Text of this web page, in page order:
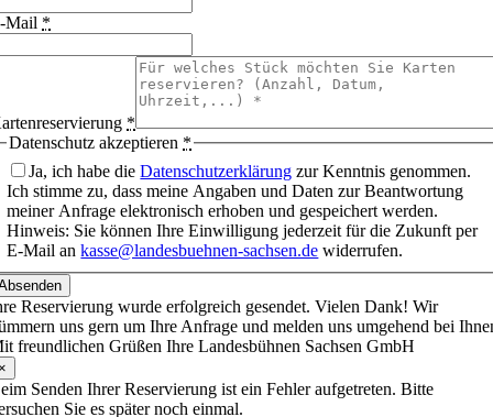
Mail *
*
Datenschutz akzeptieren *
Ja, ich habe dieDatenschutzerklärung zur Kenntnis genommen.
Ich stimme zu, dass meine Angaben und Daten zur Beantwortung
meiner Anfrage elektronisch erhoben und gespeichert werden.
Hinweis: Sie können Ihre Einwilligung jederzeit für die Zukunft per
E-Mail ankasse@landesbuehnen-sachsen.de widerrufen.
Reservierung wurde erfolgreich gesendet. Vielen Dank! Wir
uns gern um Ihre Anfrage und melden uns umgehend bei
freundlichen Grüßen Ihre Landesbühnen Sachsen GmbH
Senden Ihrer Reservierung ist ein Fehler aufgetreten. Bitte
Sie es später noch einmal.